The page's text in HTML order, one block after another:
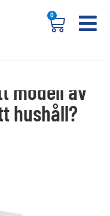
0
modell av
hushåll?